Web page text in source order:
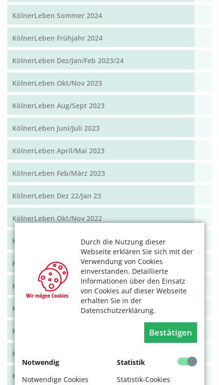
Durch die Nutzung dieser
Webseite erklären Sie sich mit der
Verwendung von Cookies
einverstanden. Detaillierte
Informationen über den Einsatz
von Cookies auf dieser Webseite
erhalten Sie in der
Datenschutzerklärung.
Bestätigen
Notwendig
Notwendige Cookies
Statistik
Statistik-Cookies
KölnerLeben Sommer 2024
KölnerLeben Frühjahr 2024
KölnerLeben Dez/Jan/Feb 2023/24
KölnerLeben Okt/Nov 2023
KölnerLeben Aug/Sept 2023
KölnerLeben Juni/Juli 2023
KölnerLeben April/Mai 2023
KölnerLeben Feb/März 2023
KölnerLeben Dez 22/Jan 23
KölnerLeben Okt/Nov 2022
KölnerLeben Aug/Sept 2022
KölnerLeben Juni/Juli 2022
KölnerLeben April/Mai 2022
KölnerLeben Feb/März 2022
KölnerLeben Dez 21/Jan 22
KölnerLeben Okt/Nov 2021
KölnerLeben Aug/Sept 2021